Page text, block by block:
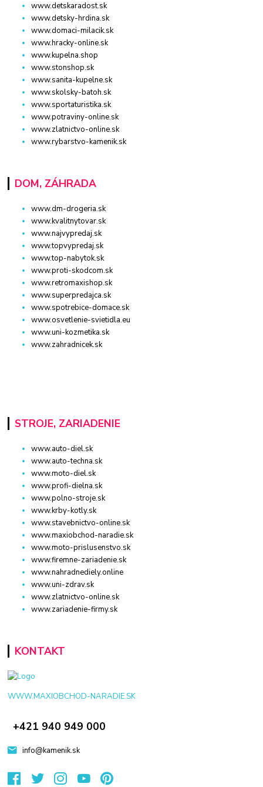
www.detskaradost.sk
www.detsky-hrdina.sk
www.domaci-milacik.sk
www.hracky-online.sk
www.kupelna.shop
www.stonshop.sk
www.sanita-kupelne.sk
www.skolsky-batoh.sk
www.sportaturistika.sk
www.potraviny-online.sk
www.zlatnictvo-online.sk
www.rybarstvo-kamenik.sk
DOM, ZÁHRADA
www.dm-drogeria.sk
www.kvalitnytovar.sk
www.najvypredaj.sk
www.topvypredaj.sk
www.top-nabytok.sk
www.proti-skodcom.sk
www.retromaxishop.sk
www.superpredajca.sk
www.spotrebice-domace.sk
www.osvetlenie-svietidla.eu
www.uni-kozmetika.sk
www.zahradnicek.sk
STROJE, ZARIADENIE
www.auto-diel.sk
www.auto-techna.sk
www.moto-diel.sk
www.profi-dielna.sk
www.polno-stroje.sk
www.krby-kotly.sk
www.stavebnictvo-online.sk
www.maxiobchod-naradie.sk
www.moto-prislusenstvo.sk
www.firemne-zariadenie.sk
www.nahradnediely.online
www.uni-zdrav.sk
www.zlatnictvo-online.sk
www.zariadenie-firmy.sk
KONTAKT
WWW.MAXIOBCHOD-NARADIE.SK
+421 940 949 000
info@kamenik.sk